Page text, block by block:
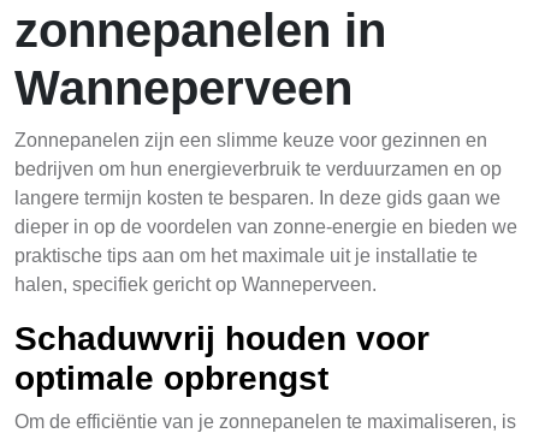
zonnepanelen in
Wanneperveen
Zonnepanelen zijn een slimme keuze voor gezinnen en
bedrijven om hun energieverbruik te verduurzamen en op
langere termijn kosten te besparen. In deze gids gaan we
dieper in op de voordelen van zonne-energie en bieden we
praktische tips aan om het maximale uit je installatie te
halen, specifiek gericht op Wanneperveen.
Schaduwvrij houden voor
optimale opbrengst
Om de efficiëntie van je zonnepanelen te maximaliseren, is